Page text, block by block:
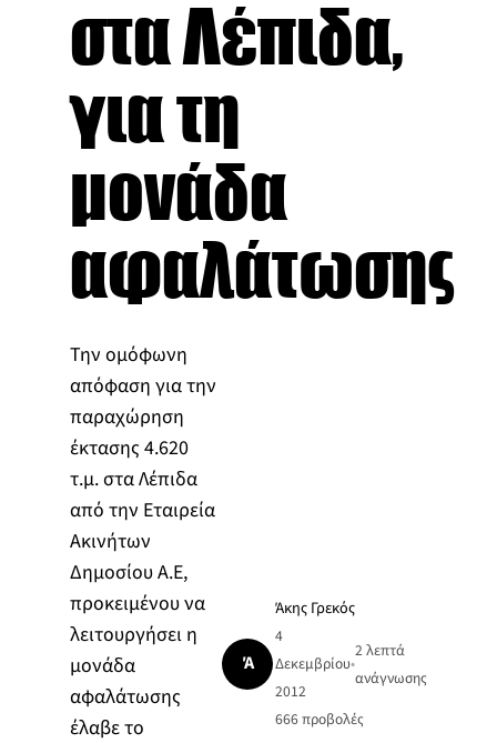
στα Λέπιδα,
για τη
μονάδα
αφαλάτωσης
Την ομόφωνη
απόφαση για την
παραχώρηση
έκτασης 4.620
τ.μ. στα Λέπιδα
από την Εταιρεία
Ακινήτων
Δημοσίου Α.Ε,
προκειμένου να
λειτουργήσει η
μονάδα
αφαλάτωσης
έλαβε το
Ά
Άκης Γρεκός
4
Δεκεμβρίου
2012
•
2 λεπτά
ανάγνωσης
666προβολές